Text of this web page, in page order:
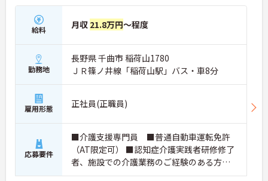
給料 月収 21.8万円～程度
勤務地
長野県 千曲市 稲荷山1780
ＪＲ篠ノ井線「稲荷山駅」バス・車8分
雇用形態 正社員(正職員)
応募要件
■介護支援専門員 ■普通自動車運転免許
（AT限定可） ■認知症介護実践者研修修了
者、施設での介護業務のご経験のある方歓
迎